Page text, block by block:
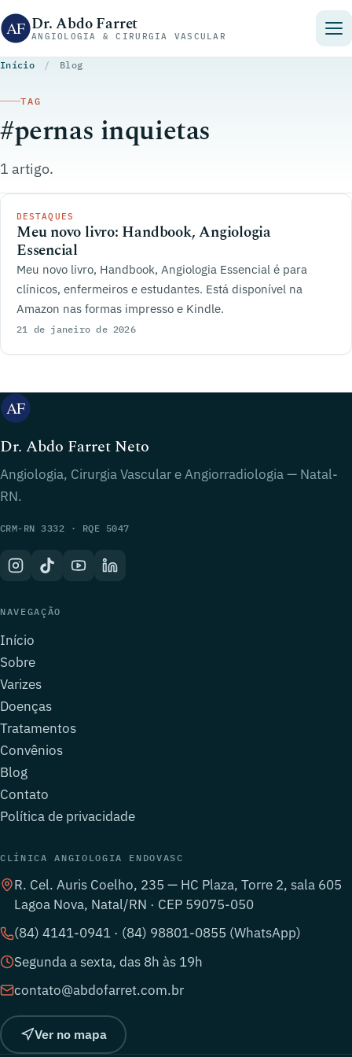
Pular para o conteúdo
Dr. Abdo Farret
ANGIOLOGIA & CIRURGIA VASCULAR
Início / Blog
TAG
#pernas inquietas
1 artigo.
DESTAQUES
Meu novo livro: Handbook, Angiologia
Essencial
Meu novo livro, Handbook, Angiologia Essencial é para
clínicos, enfermeiros e estudantes. Está disponível na
Amazon nas formas impresso e Kindle.
21 de janeiro de 2026
Dr. Abdo Farret Neto
Angiologia, Cirurgia Vascular e Angiorradiologia — Natal-
RN.
CRM-RN 3332 · RQE 5047
NAVEGAÇÃO
Início
Sobre
Varizes
Doenças
Tratamentos
Convênios
Blog
Contato
Política de privacidade
CLÍNICA ANGIOLOGIA ENDOVASC
R. Cel. Auris Coelho, 235 — HC Plaza, Torre 2, sala 605
Lagoa Nova, Natal/RN · CEP 59075-050
(84) 4141-0941 · (84) 98801-0855 (WhatsApp)
Segunda a sexta, das 8h às 19h
contato@abdofarret.com.br
Ver no mapa